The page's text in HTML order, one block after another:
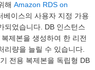
해 Amazon RDS on
베이스의 사용자 지정 가용
되었습니다. DB 인스턴스
제본을 생성하여 한 리전
리량을 늘릴 수 있습니다.
전용 복제본을 독립형 DB